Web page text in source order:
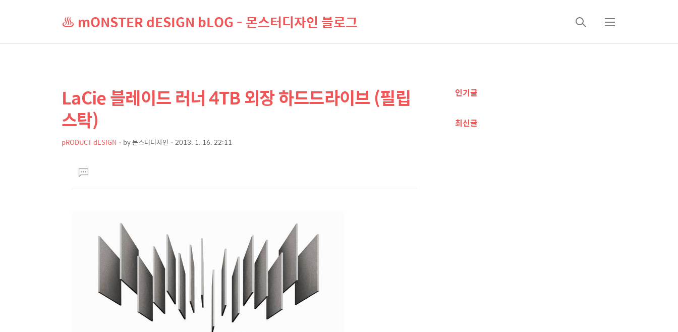
♨ mONSTER dESIGN bLOG - 몬스터디자인 블로그
검
메
상
세
컨
텐
본
문
제
LaCie 블레이드 러너 4TB 외장 하드드라이브 (필립
스탁)
pRODUCT dESIGN by몬스터디자인 2013. 1. 16. 22:11
댓
글
추
정
인기글
최신글